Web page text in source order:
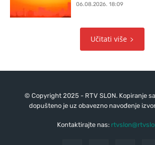
06.08.2026. 18:09
Učitati više
© Copyright 2025 - RTV SLON. Kopiranje
dopušteno je uz obavezno navođenje
Kontaktirajte nas: